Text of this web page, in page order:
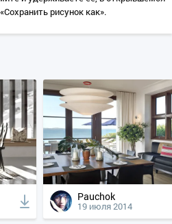
рисунок как».
Pauchok
19 июля 2014